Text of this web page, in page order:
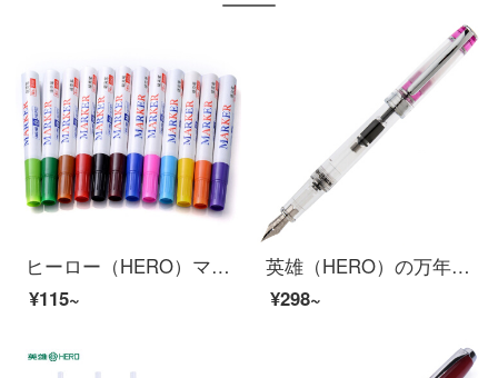
ヒーロー（HERO）マークのカラーマーク12色の学生866-12
¥115~
英雄（HERO）の万年筆709心水透明イリジウム金の万年筆学生インクトレーナー
¥298~